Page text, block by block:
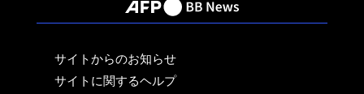
サイトからのお知らせ
サイトに関するヘルプ